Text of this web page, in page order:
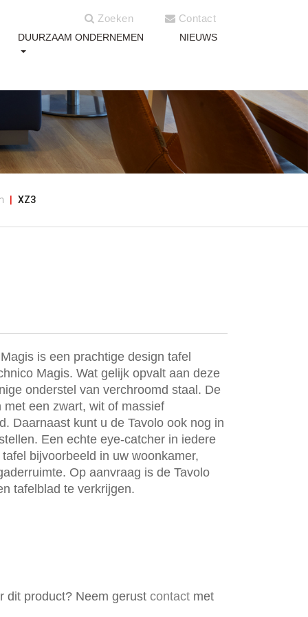
Zoeken Contact
DUURZAAM ONDERNEMEN NIEUWS
XZ3
is een prachtige design tafel
Magis. Wat gelijk opvalt aan deze
onderstel van verchroomd staal. De
een zwart, wit of massief
Daarnaast kunt u de Tavolo ook nog in
Een echte eye-catcher in iedere
bijvoorbeeld in uw woonkamer,
Op aanvraag is de Tavolo
tafelblad te verkrijgen.
dit product? Neem gerust contact met